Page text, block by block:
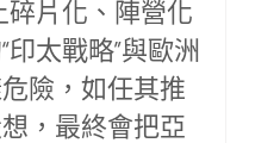
碎片化、陣營化
太戰略”與歐洲
險，如任其推
，最終會把亞